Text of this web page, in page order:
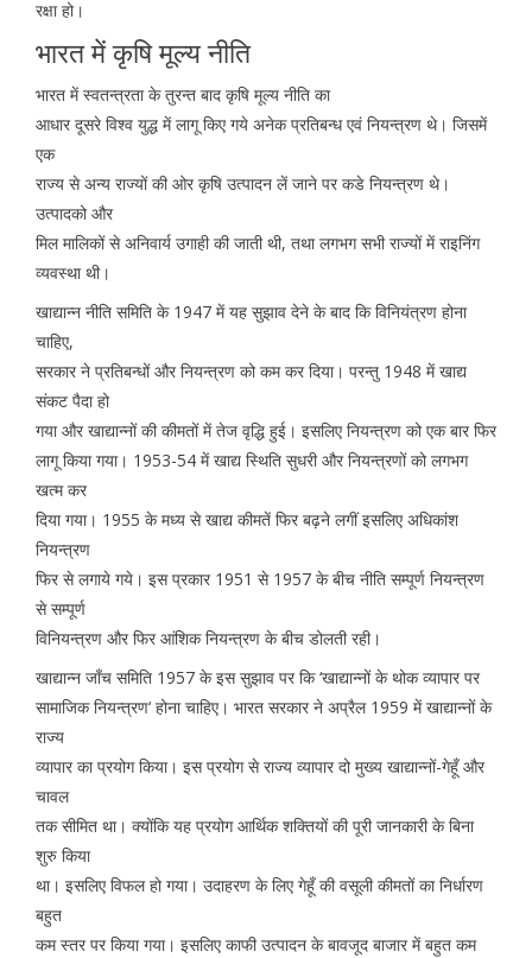
रक्षा हो।
भारत में कृषि मूल्य नीति
भारत में स्वतन्त्रता के तुरन्त बाद कृषि मूल्य नीति का
आधार दूसरे विश्व युद्ध में लागू किए गये अनेक प्रतिबन्ध एवं नियन्त्रण थे। जिसमें
एक
राज्य से अन्य राज्यों की ओर कृषि उत्पादन लें जाने पर कडे नियन्त्रण थे।
उत्पादको और
मिल मालिकों से अनिवार्य उगाही की जाती थी, तथा लगभग सभी राज्यों में राइनिंग
व्यवस्था थी।
खाद्यान्न नीति समिति के 1947 में यह सुझाव देने के बाद कि विनियंत्रण होना
चाहिए,
सरकार ने प्रतिबन्धों और नियन्त्रण को कम कर दिया। परन्तु 1948 में खाद्य
संकट पैदा हो
गया और खाद्यान्नों की कीमतों में तेज वृद्धि हुई। इसलिए नियन्त्रण को एक बार फिर
लागू किया गया। 1953-54 में खाद्य स्थिति सुधरी और नियन्त्रणों को लगभग
खत्म कर
दिया गया। 1955 के मध्य से खाद्य कीमतें फिर बढ़ने लगीं इसलिए अधिकांश
नियन्त्रण
फिर से लगाये गये। इस प्रकार 1951 से 1957 के बीच नीति सम्पूर्ण नियन्त्रण
से सम्पूर्ण
विनियन्त्रण और फिर आंशिक नियन्त्रण के बीच डोलती रही।
खाद्यान्न जाँच समिति 1957 के इस सुझाव पर कि ‘खाद्यान्नों के थोक व्यापार पर
सामाजिक नियन्त्रण‘ होना चाहिए। भारत सरकार ने अप्रैल 1959 में खाद्यान्नों के
राज्य
व्यापार का प्रयोग किया। इस प्रयोग से राज्य व्यापार दो मुख्य खाद्यान्नों-गेहूँ और
चावल
तक सीमित था। क्योंकि यह प्रयोग आर्थिक शक्तियों की पूरी जानकारी के बिना
शुरु किया
था। इसलिए विफल हो गया। उदाहरण के लिए गेहूँ की वसूली कीमतों का निर्धारण
बहुत
कम स्तर पर किया गया। इसलिए काफी उत्पादन के बावजूद बाजार में बहुत कम